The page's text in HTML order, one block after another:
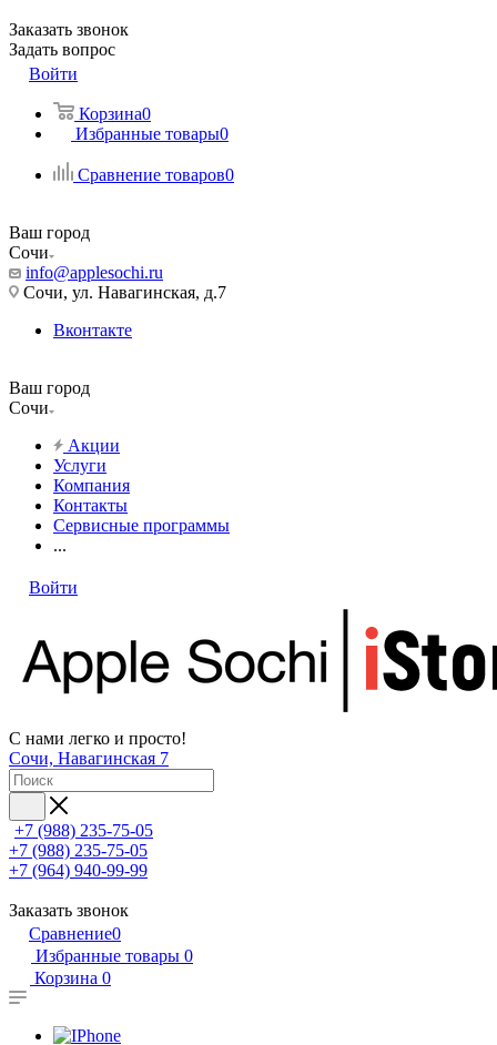
Заказать звонок
Задать вопрос
Войти
Корзина0
Избранные товары0
Сравнение товаров0
Ваш город
Сочи
info@applesochi.ru
Сочи, ул. Навагинская, д.7
Вконтакте
Ваш город
Сочи
Акции
Услуги
Компания
Контакты
Сервисные программы
...
Войти
С нами легко и просто!
Сочи, Навагинская 7
+7 (988) 235-75-05
+7 (988) 235-75-05
+7 (964) 940-99-99
Заказать звонок
Сравнение0
Избранные товары 0
Корзина 0